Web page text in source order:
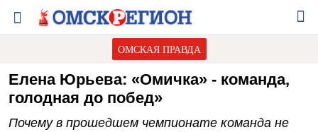
ОМСКАЯ ПРАВДА
Елена Юрьева: «Омичка» - команда,
голодная до побед»
Почему в прошедшем чемпионате команда не